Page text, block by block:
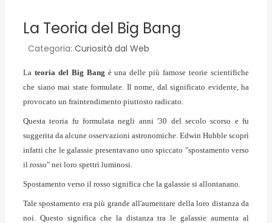
La Teoria del Big Bang
Categoria: Curiosità dal Web
La teoria del Big Bang è una delle più famose teorie scientifiche
che siano mai state formulate. Il nome, dal significato evidente, ha
provocato un fraintendimento piuttosto radicato.
Questa teoria fu formulata negli anni '30 del secolo scorso e fu
suggerita da alcune osservazioni astronomiche. Edwin Hubble scoprì
infatti che le galassie presentavano uno spiccato "spostamento verso
il rosso" nei loro spettri luminosi.
Spostamento verso il rosso significa che la galassie si allontanano.
Tale spostamento era più grande all'aumentare della loro distanza da
noi. Questo significa che la distanza tra le galassie aumenta al